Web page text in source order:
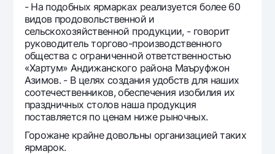
Найти
Полезные ссылки
Часто задаваемые вопросы
Пресс-центр
Офисы и банкоматы
Согласие на обработку персональных данных
Следите за нами в соцсетях
- На подобных ярмарках реализуется более 60
видов продовольственной и
сельскохозяйственной продукции, - говорит
руководитель торгово-производственного
общества с ограниченной ответственностью
«Хартум» Андижанского района Маъруфжон
Азимов. - В целях создания удобств для наших
соотечественников, обеспечения изобилия их
праздничных столов наша продукция
поставляется по ценам ниже рыночных.
Горожане крайне довольны организацией таких
ярмарок.